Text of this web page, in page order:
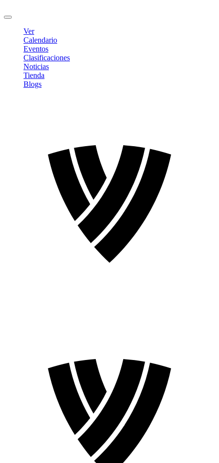
Ver
Calendario
Eventos
Clasificaciones
Noticias
Tienda
Blogs